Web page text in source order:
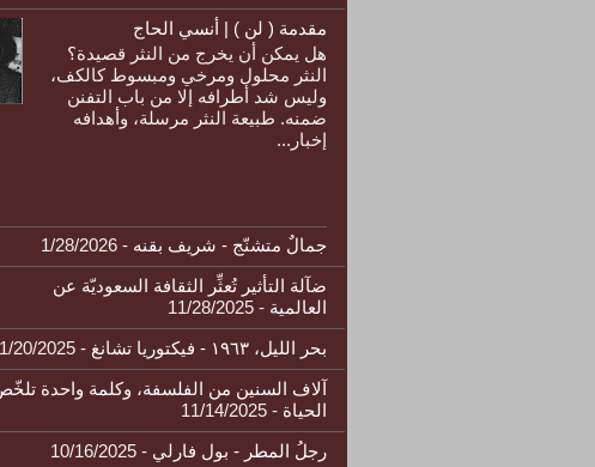
مقدمة ( لن ) | أنسي الحاج
هل يمكن أن يخرج من النثر قصيدة؟
النثر محلول ومرخي ومبسوط كالكف،
وليس شد أطرافه إلا من باب التفنن
ضمنه. طبيعة النثر مرسلة، وأهدافه
إخبار...
جمالٌ متشنّج - شريف بقنه - 1/28/2026
ضآلة التأثير تُعثِّر الثقافة السعوديّة عن
العالمية - 11/28/2025
بحر الليل، ١٩٦٣ - فيكتوريا تشانغ
- 11/20/2025
آلاف السنين من الفلسفة، وكلمة واحدة
الحياة - 11/14/2025
رجلُ المطر - بول فارلي - 10/16/2025